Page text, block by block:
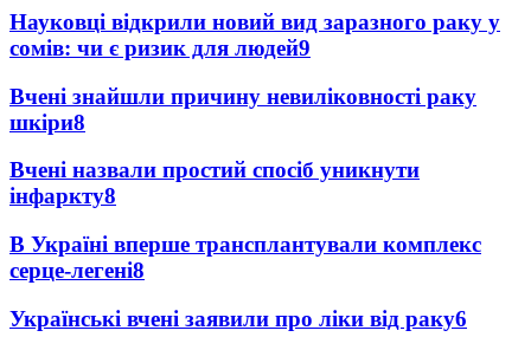
Науковці відкрили новий вид заразного раку у
сомів: чи є ризик для людей9
Вчені знайшли причину невиліковності раку
шкіри8
Вчені назвали простий спосіб уникнути
інфаркту8
В Україні вперше трансплантували комплекс
серце-легені8
Українські вчені заявили про ліки від раку6